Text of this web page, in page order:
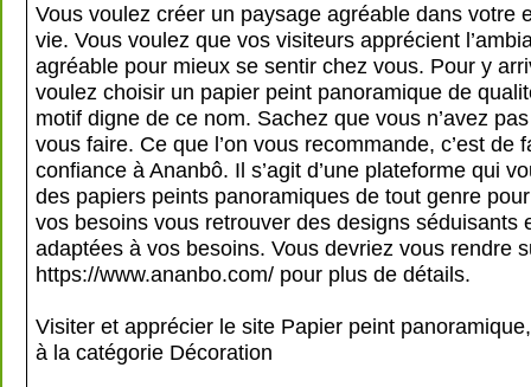
Vous voulez créer un paysage agréable dans votre
vie. Vous voulez que vos visiteurs apprécient
agréable pour mieux se sentir chez vous. Pour y
voulez choisir un papier peint panoramique de
motif digne de ce nom. Sachez que vous n’avez
vous faire. Ce que l’on vous recommande, c’est de
confiance à Ananbô. Il s’agit d’une plateforme qui
des papiers peints panoramiques de tout genre
vos besoins vous retrouver des designs séduisants
adaptées à vos besoins. Vous devriez vous rendre
https://www.ananbo.com/ pour plus de détails.
Visiter et apprécier le site Papier peint
à la catégorie Décoration